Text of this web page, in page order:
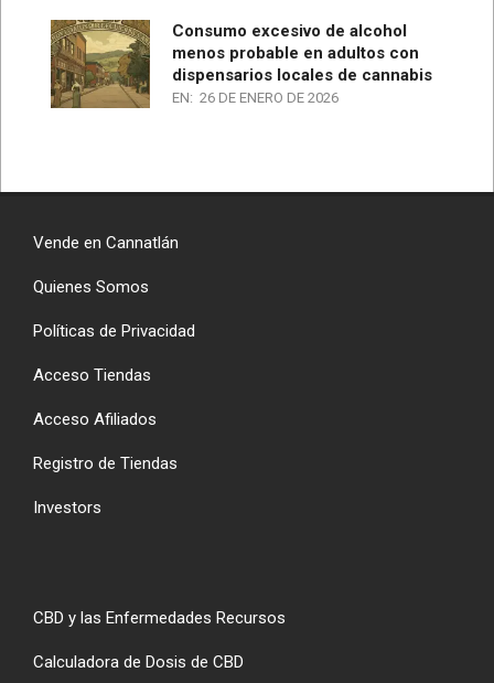
Consumo excesivo de alcohol
menos probable en adultos con
dispensarios locales de cannabis
EN: 26 DE ENERO DE 2026
Vende en Cannatlán
Quienes Somos
Políticas de Privacidad
Acceso Tiendas
Acceso Afiliados
Registro de Tiendas
Investors
CBD y las Enfermedades Recursos
Calculadora de Dosis de CBD